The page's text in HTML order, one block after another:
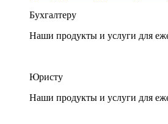
Бухгалтеру
Наши продукты и услуги для
Юристу
Наши продукты и услуги для